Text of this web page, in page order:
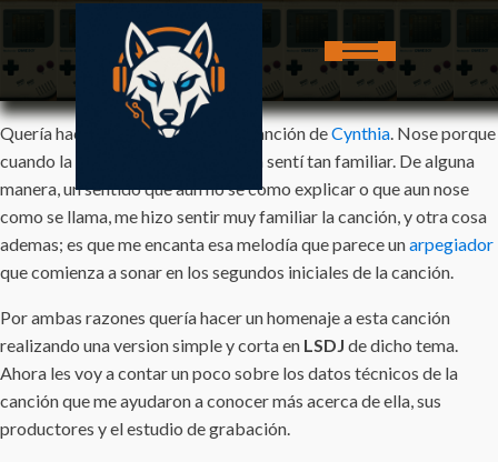
Quería hacer un homenaje a esta canción deCynthia. Nose porque
cuando la escuche la primera vez la sentí tan familiar. De alguna
manera, un sentido que aun no se como explicar o que aun nose
como se llama, me hizo sentir muy familiar la canción, y otra cosa
ademas; es que me encanta esa melodía que parece unarpegiador
que comienza a sonar en los segundos iniciales de la canción.
Por ambas razones quería hacer un homenaje a esta canción
realizando una version simple y corta en LSDJ de dicho tema.
Ahora les voy a contar un poco sobre los datos técnicos de la
canción que me ayudaron a conocer más acerca de ella, sus
productores y el estudio de grabación.